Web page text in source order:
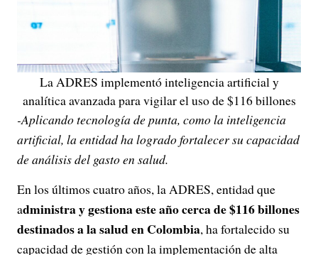
La ADRES implementó inteligencia artificial y
analítica avanzada para vigilar el uso de $116 billones
-Aplicando tecnología de punta, como la inteligencia
artificial, la entidad ha logrado fortalecer su capacidad
de análisis del gasto en salud.
En los últimos cuatro años, la ADRES, entidad que
administra y gestiona este año cerca de $116 billones
destinados a la salud en Colombia, ha fortalecido su
capacidad de gestión con la implementación de alta